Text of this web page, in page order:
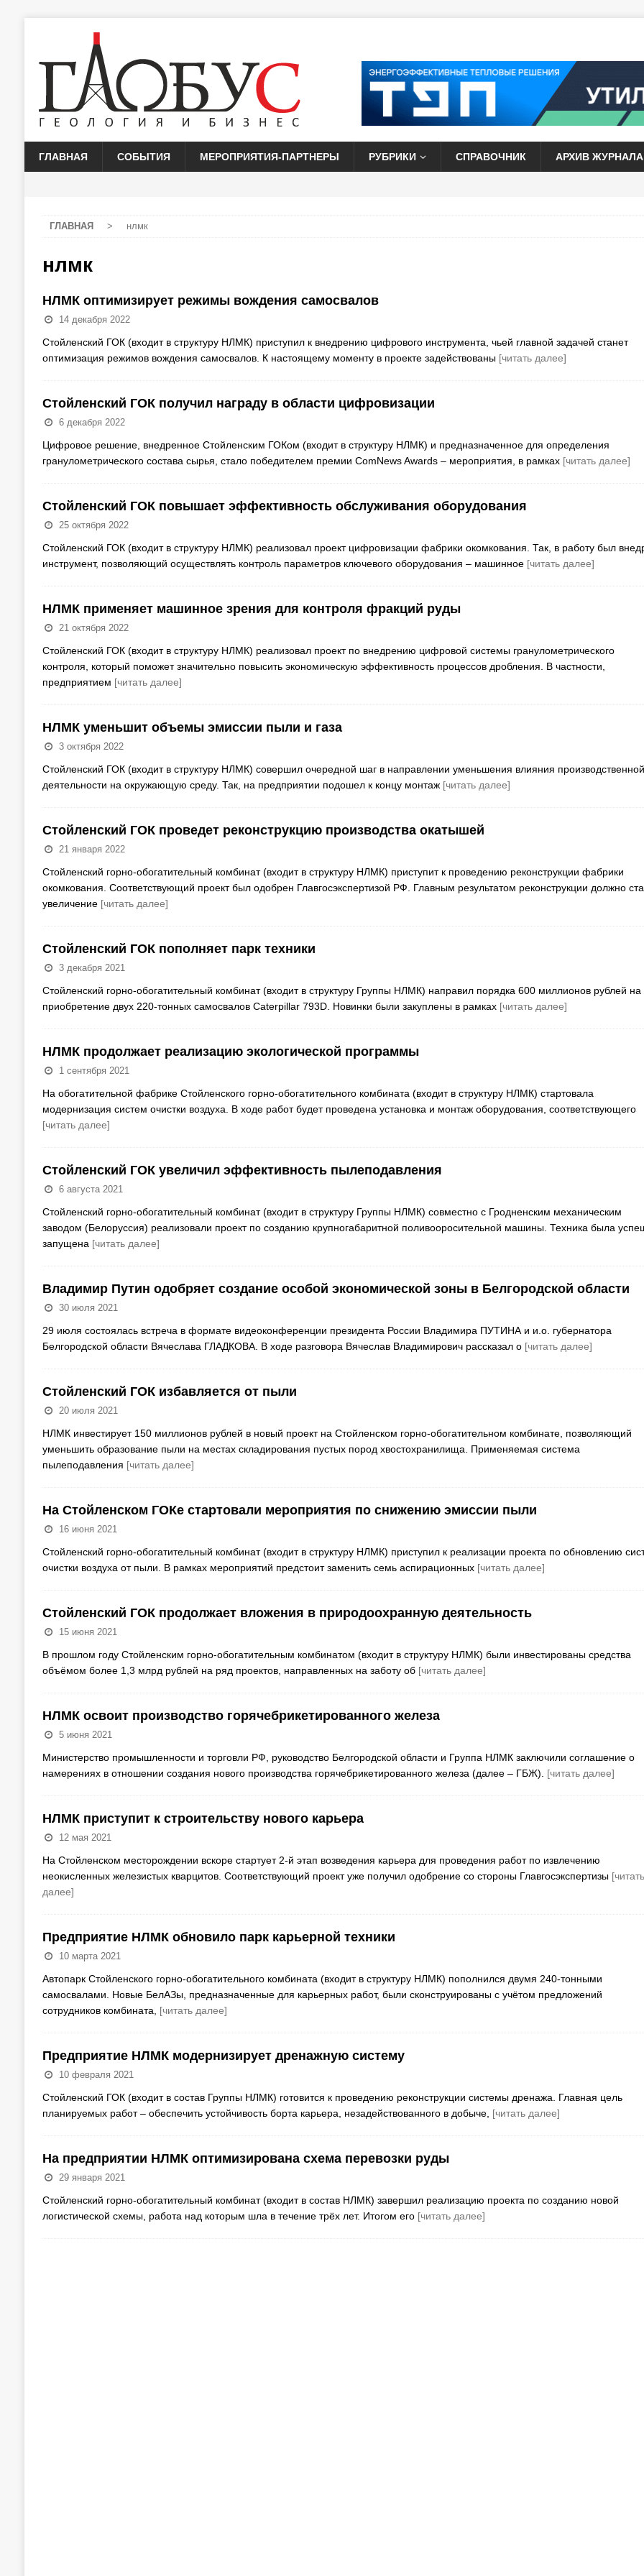
ГЛАВНАЯ СОБЫТИЯ МЕРОПРИЯТИЯ-ПАРТНЕРЫ РУБРИКИ СПРАВОЧНИК АРХИВ ЖУРНАЛА
ГЛАВНАЯ > нлмк
нлмк
НЛМК оптимизирует режимы вождения самосвалов
14 декабря 2022
Стойленский ГОК (входит в структуру НЛМК) приступил к внедрению цифрового инструмента, чьей главной задачей станет
оптимизация режимов вождения самосвалов. К настоящему моменту в проекте задействованы [читать далее]
Стойленский ГОК получил награду в области цифровизации
6 декабря 2022
Цифровое решение, внедренное Стойленским ГОКом (входит в структуру НЛМК) и предназначенное для определения
гранулометрического состава сырья, стало победителем премии ComNews Awards – мероприятия, в рамках [читать далее]
Стойленский ГОК повышает эффективность обслуживания оборудования
25 октября 2022
Стойленский ГОК (входит в структуру НЛМК) реализовал проект цифровизации фабрики окомкования. Так, в работу был
инструмент, позволяющий осуществлять контроль параметров ключевого оборудования – машинное [читать далее]
НЛМК применяет машинное зрения для контроля фракций руды
21 октября 2022
Стойленский ГОК (входит в структуру НЛМК) реализовал проект по внедрению цифровой системы гранулометрического
контроля, который поможет значительно повысить экономическую эффективность процессов дробления. В частности,
предприятием [читать далее]
НЛМК уменьшит объемы эмиссии пыли и газа
3 октября 2022
Стойленский ГОК (входит в структуру НЛМК) совершил очередной шаг в направлении уменьшения влияния производственной
деятельности на окружающую среду. Так, на предприятии подошел к концу монтаж [читать далее]
Стойленский ГОК проведет реконструкцию производства окатышей
21 января 2022
Стойленский горно-обогатительный комбинат (входит в структуру НЛМК) приступит к проведению реконструкции фабрики
окомкования. Соответствующий проект был одобрен Главгосэкспертизой РФ. Главным результатом реконструкции должно
увеличение [читать далее]
Стойленский ГОК пополняет парк техники
3 декабря 2021
Стойленский горно-обогатительный комбинат (входит в структуру Группы НЛМК) направил порядка 600 миллионов рублей на
приобретение двух 220-тонных самосвалов Caterpillar 793D. Новинки были закуплены в рамках [читать далее]
НЛМК продолжает реализацию экологической программы
1 сентября 2021
На обогатительной фабрике Стойленского горно-обогатительного комбината (входит в структуру НЛМК) стартовала
модернизация систем очистки воздуха. В ходе работ будет проведена установка и монтаж оборудования, соответствующего
[читать далее]
Стойленский ГОК увеличил эффективность пылеподавления
6 августа 2021
Стойленский горно-обогатительный комбинат (входит в структуру Группы НЛМК) совместно с Гродненским механическим
заводом (Белоруссия) реализовали проект по созданию крупногабаритной поливооросительной машины. Техника была
запущена [читать далее]
Владимир Путин одобряет создание особой экономической зоны в Белгородской области
30 июля 2021
29 июля состоялась встреча в формате видеоконференции президента России Владимира ПУТИНА и и.о. губернатора
Белгородской области Вячеслава ГЛАДКОВА. В ходе разговора Вячеслав Владимирович рассказал о [читать далее]
Стойленский ГОК избавляется от пыли
20 июля 2021
НЛМК инвестирует 150 миллионов рублей в новый проект на Стойленском горно-обогатительном комбинате, позволяющий
уменьшить образование пыли на местах складирования пустых пород хвостохранилища. Применяемая система
пылеподавления [читать далее]
На Стойленском ГОКе стартовали мероприятия по снижению эмиссии пыли
16 июня 2021
Стойленский горно-обогатительный комбинат (входит в структуру НЛМК) приступил к реализации проекта по обновлению
очистки воздуха от пыли. В рамках мероприятий предстоит заменить семь аспирационных [читать далее]
Стойленский ГОК продолжает вложения в природоохранную деятельность
15 июня 2021
В прошлом году Стойленским горно-обогатительным комбинатом (входит в структуру НЛМК) были инвестированы средства
объёмом более 1,3 млрд рублей на ряд проектов, направленных на заботу об [читать далее]
НЛМК освоит производство горячебрикетированного железа
5 июня 2021
Министерство промышленности и торговли РФ, руководство Белгородской области и Группа НЛМК заключили соглашение о
намерениях в отношении создания нового производства горячебрикетированного железа (далее – ГБЖ). [читать далее]
НЛМК приступит к строительству нового карьера
12 мая 2021
На Стойленском месторождении вскоре стартует 2-й этап возведения карьера для проведения работ по извлечению
неокисленных железистых кварцитов. Соответствующий проект уже получил одобрение со стороны Главгосэкспертизы [читать
далее]
Предприятие НЛМК обновило парк карьерной техники
10 марта 2021
Автопарк Стойленского горно-обогатительного комбината (входит в структуру НЛМК) пополнился двумя 240-тонными
самосвалами. Новые БелАЗы, предназначенные для карьерных работ, были сконструированы с учётом предложений
сотрудников комбината, [читать далее]
Предприятие НЛМК модернизирует дренажную систему
10 февраля 2021
Стойленский ГОК (входит в состав Группы НЛМК) готовится к проведению реконструкции системы дренажа. Главная цель
планируемых работ – обеспечить устойчивость борта карьера, незадействованного в добыче, [читать далее]
На предприятии НЛМК оптимизирована схема перевозки руды
29 января 2021
Стойленский горно-обогатительный комбинат (входит в состав НЛМК) завершил реализацию проекта по созданию новой
логистической схемы, работа над которым шла в течение трёх лет. Итогом его [читать далее]